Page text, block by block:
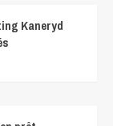
Kaneryd